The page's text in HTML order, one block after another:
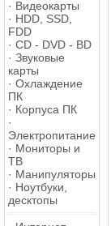
· Видеокарты
· HDD, SSD,
FDD
· CD - DVD - BD
· Звуковые
карты
· Охлаждение
ПК
· Корпуса ПК
·
Электропитание
· Мониторы и
ТВ
· Манипуляторы
· Ноутбуки,
десктопы